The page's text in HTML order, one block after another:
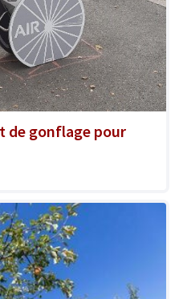
de gonflage pour